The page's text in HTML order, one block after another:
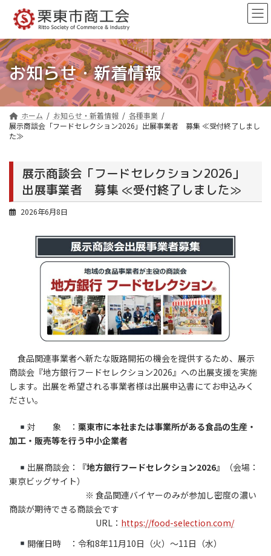
ン
ツ
へ
ス
キ
ッ
ー
シ
ョ
ン
に
移
お知らせ・新着情報
ホーム お知らせ・新着情報
各種事業
展示商談会「フードセレクション2026」出展事業者 募集 ≪受付終了しまし
た≫
展示商談会「フードセレクション2026」
出展事業者 募集 ≪受付終了しました≫
2026年6月8日
食品関連事業者へ新たな販路開拓の機会を提供するため、展示
商談会『地方銀行フードセレクション2026』への出展支援を実施
します。出展を希望される事業者様は出展申込書にてお申込みく
ださい。
対 象 ： 栗東市に本社または事業所がある食品の生産・
加工・販売等を行う中小企業者
出展商談会： 『地方銀行フードセレクション2026』
（会場：
東京ビッグサイト）
※ 食品関連バイヤーのみが参加し密度の濃い
商談が期待できる商談会です
URL： https://food-selection.com/
開催日時 ：令和8年11月10日（火）～11日（水）